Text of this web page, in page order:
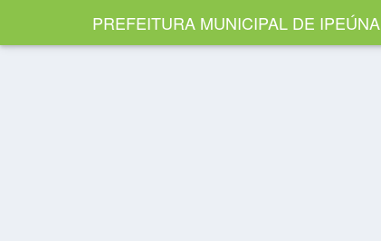
PREFEITURA MUNICIPAL DE IPEÚNA